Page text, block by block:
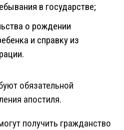
в государстве;
о рождении
и справку из
обязательной
апостиля.
получить гражданство